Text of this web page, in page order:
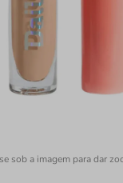
sob a imagem para dar